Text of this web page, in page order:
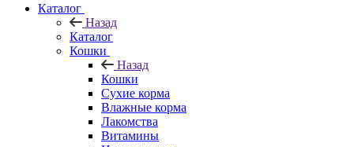
Каталог
Назад
Каталог
Кошки
Назад
Кошки
Сухие корма
Влажные корма
Лакомства
Витамины